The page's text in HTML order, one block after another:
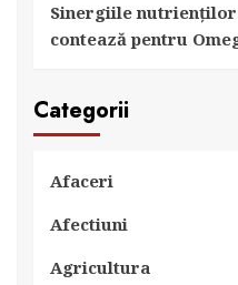
Sinergiile
contează pentru
Categorii
Afaceri
Afectiuni
Agricultura